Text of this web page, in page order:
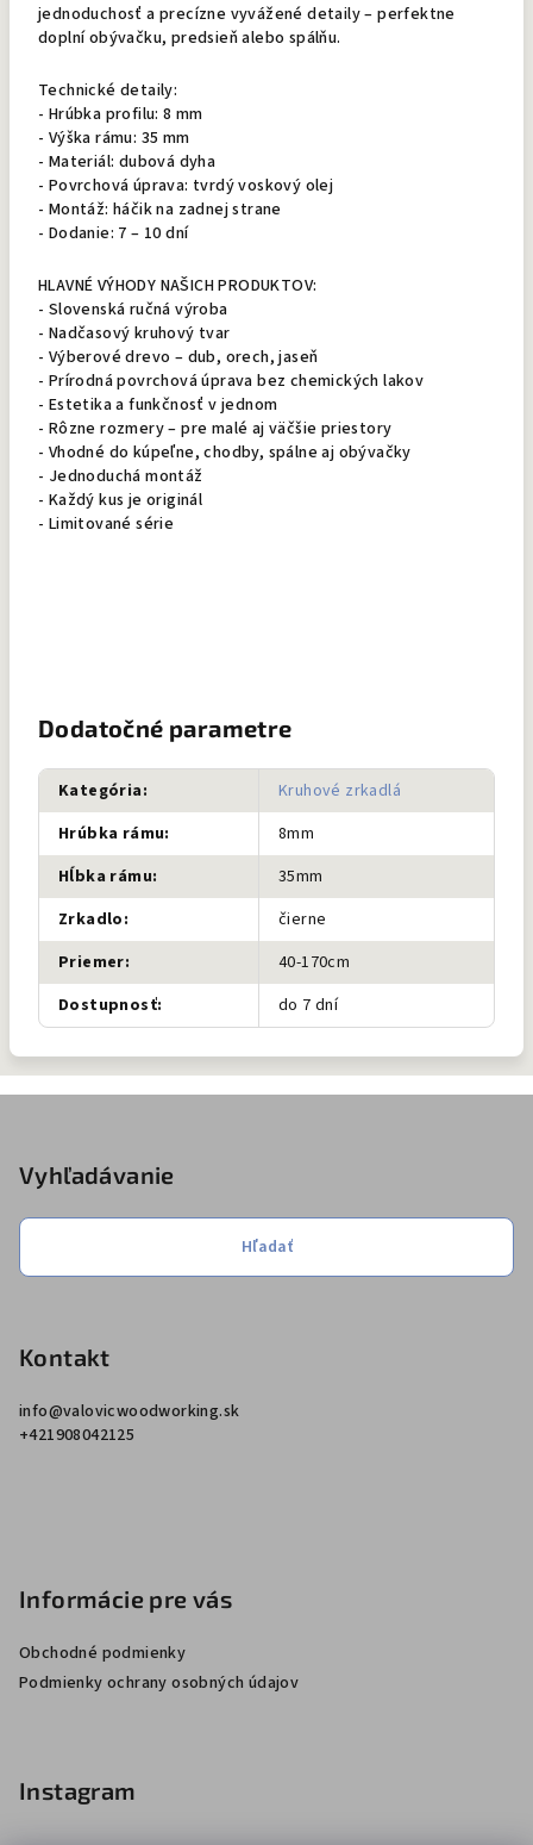
jednoduchosť a precízne vyvážené detaily – perfektne
doplní obývačku, predsieň alebo spálňu.
Technické detaily:
- Hrúbka profilu: 8 mm
- Výška rámu: 35 mm
- Materiál: dubová dyha
- Povrchová úprava: tvrdý voskový olej
- Montáž: háčik na zadnej strane
- Dodanie: 7 – 10 dní
HLAVNÉ VÝHODY NAŠICH PRODUKTOV:
- Slovenská ručná výroba
- Nadčasový kruhový tvar
- Výberové drevo – dub, orech, jaseň
- Prírodná povrchová úprava bez chemických lakov
- Estetika a funkčnosť v jednom
- Rôzne rozmery – pre malé aj väčšie priestory
- Vhodné do kúpeľne, chodby, spálne aj obývačky
- Jednoduchá montáž
- Každý kus je originál
- Limitované série
Dodatočné parametre
Kategória:
Kruhové zrkadlá
Hrúbka rámu:
8mm
Hĺbka rámu:
35mm
Zrkadlo:
čierne
Priemer:
40-170cm
Dostupnosť: do 7 dní
Vyhľadávanie
Hľadať
Kontakt
info@valovicwoodworking.sk
+421908042125
Informácie pre vás
Obchodné podmienky
Podmienky ochrany osobných údajov
Instagram